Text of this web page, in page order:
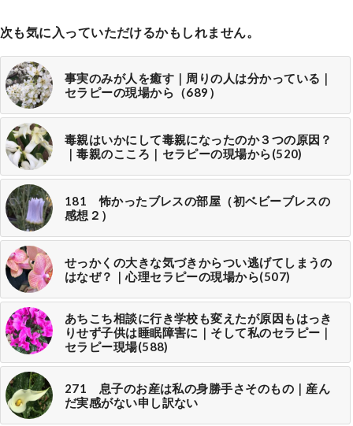
次も気に入っていただけるかもしれません。
事実のみが人を癒す｜周りの人は分かっている｜
セラピーの現場から（689）
毒親はいかにして毒親になったのか３つの原因？
｜毒親のこころ｜セラピーの現場から(520)
181 怖かったブレスの部屋（初ベビーブレスの
感想２）
せっかくの大きな気づきからつい逃げてしまうの
はなぜ？｜心理セラピーの現場から(507)
あちこち相談に行き学校も変えたが原因もはっき
りせず子供は睡眠障害に｜そして私のセラピー｜
セラピー現場(588)
271 息子のお産は私の身勝手さそのもの｜産ん
だ実感がない申し訳ない